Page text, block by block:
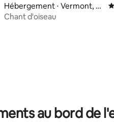
sur 5
sur la base de 173
Hébergement ⋅ Vermont, H
ermanus
Chant d'oiseau
au bord de